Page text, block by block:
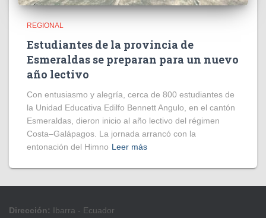
REGIONAL
Estudiantes de la provincia de
Esmeraldas se preparan para un nuevo
año lectivo
Con entusiasmo y alegría, cerca de 800 estudiantes de
la Unidad Educativa Edilfo Bennett Angulo, en el cantón
Esmeraldas, dieron inicio al año lectivo del régimen
Costa–Galápagos. La jornada arrancó con la
entonación del Himno Leer más
Dirección: Ibarra - Ecuador